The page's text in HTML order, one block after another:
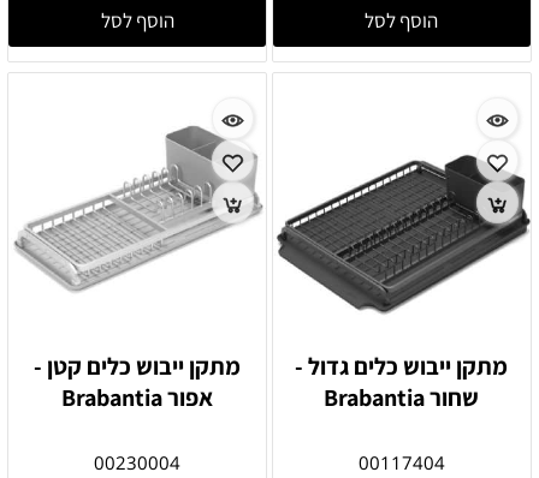
הוסף לסל הוסף לסל
מתקן ייבוש כלים גדול -
שחור Brabantia
00117404
מתקן ייבוש כלים קטן -
אפור Brabantia
00230004